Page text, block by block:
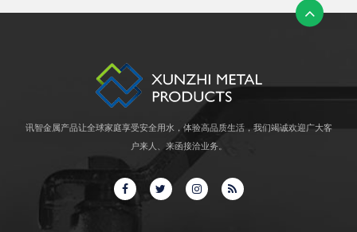
讯智金属产品让全球家庭享受安全用水，体验高品质生活，我们竭诚欢迎广大客
户来人、来函接洽业务。